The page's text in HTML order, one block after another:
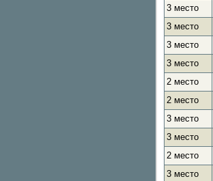
3 место
3 место
3 место
3 место
2 место
2 место
3 место
3 место
2 место
3 место